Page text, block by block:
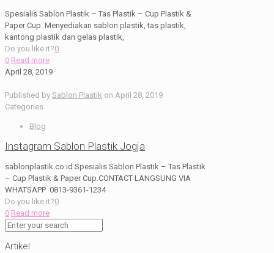
Spesialis Sablon Plastik – Tas Plastik – Cup Plastik &
Paper Cup. Menyediakan sablon plastik, tas plastik,
kantong plastik dan gelas plastik,
Do you like it?0
0 Read more
April 28, 2019
Published by Sablon Plastik on April 28, 2019
Categories
Blog
Instagram Sablon Plastik Jogja
sablonplastik.co.id Spesialis Sablon Plastik – Tas Plastik
– Cup Plastik & Paper Cup.CONTACT LANGSUNG VIA
WHATSAPP 0813-9361-1234
Do you like it?0
0 Read more
Artikel